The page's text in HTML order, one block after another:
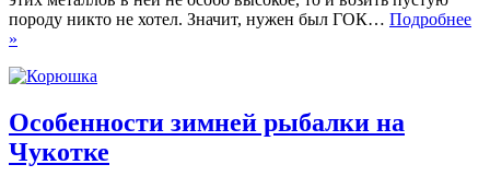
породу никто не хотел. Значит, нужен был ГОК… Подробнее
»
Особенности зимней рыбалки на
Чукотке